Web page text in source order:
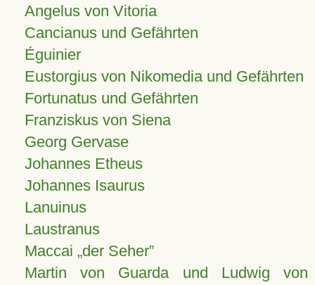
Angelus von Vitoria
Cancianus und Gefährten
Éguinier
Eustorgius von Nikomedia und Gefährten
Fortunatus und Gefährten
Franziskus von Siena
Georg Gervase
Johannes Etheus
Johannes Isaurus
Lanuinus
Laustranus
Maccai „der Seher”
Martin von Guarda und Ludwig von